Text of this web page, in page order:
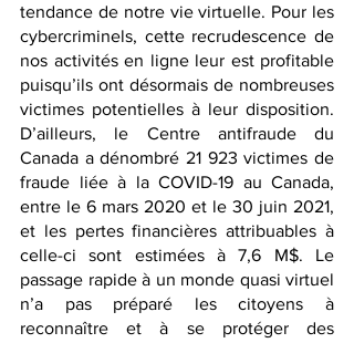
tendance de notre vie virtuelle. Pour les
cybercriminels, cette recrudescence de
nos activités en ligne leur est profitable
puisqu’ils ont désormais de nombreuses
victimes potentielles à leur disposition.
D’ailleurs, le Centre antifraude du
Canada a dénombré 21 923 victimes de
fraude liée à la COVID-19 au Canada,
entre le 6 mars 2020 et le 30 juin 2021,
et les pertes financières attribuables à
celle-ci sont estimées à 7,6 M$. Le
passage rapide à un monde quasi virtuel
n’a pas préparé les citoyens à
reconnaître et à se protéger des